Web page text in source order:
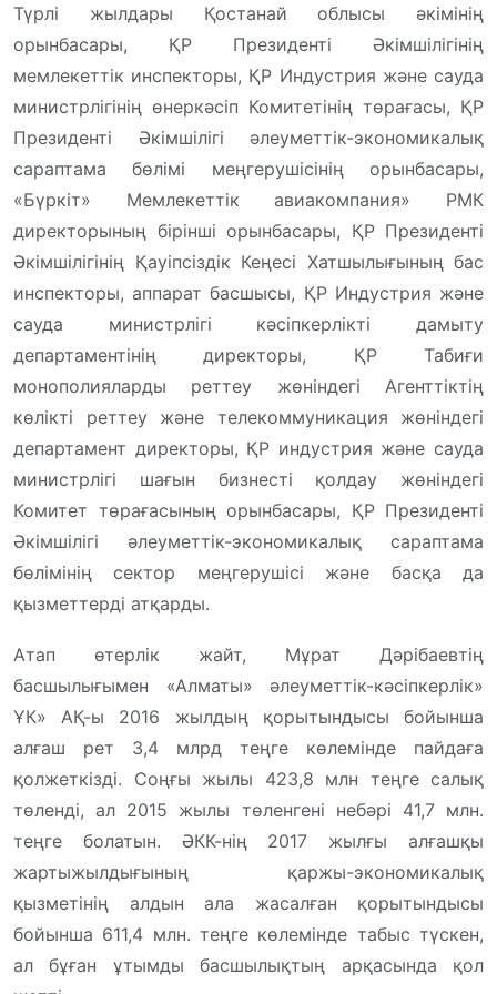
Түрлі жылдары Қостанай облысы әкімінің
орынбасары, ҚР Президенті Әкімшілігінің
мемлекеттік инспекторы, ҚР Индустрия және сауда
министрлігінің өнеркәсіп Комитетінің төрағасы, ҚР
Президенті Әкімшілігі әлеуметтік-экономикалық
сараптама бөлімі меңгерушісінің орынбасары,
«Бүркіт» Мемлекеттік авиакомпания» РМК
директорының бірінші орынбасары, ҚР Президенті
Әкімшілігінің Қауіпсіздік Кеңесі Хатшылығының бас
инспекторы, аппарат басшысы, ҚР Индустрия және
сауда министрлігі кәсіпкерлікті дамыту
департаментінің директоры, ҚР Табиғи
монополияларды реттеу жөніндегі Агенттіктің
көлікті реттеу және телекоммуникация жөніндегі
департамент директоры, ҚР индустрия және сауда
министрлігі шағын бизнесті қолдау жөніндегі
Комитет төрағасының орынбасары, ҚР Президенті
Әкімшілігі әлеуметтік-экономикалық сараптама
бөлімінің сектор меңгерушісі және басқа да
қызметтерді атқарды.
Атап өтерлік жайт, Мұрат Дәрібаевтің
басшылығымен «Алматы» әлеуметтік-кәсіпкерлік»
ҰК» АҚ-ы 2016 жылдың қорытындысы бойынша
алғаш рет 3,4 млрд теңге көлемінде пайдаға
қолжеткізді. Соңғы жылы 423,8 млн теңге салық
төленді, ал 2015 жылы төленгені небәрі 41,7 млн.
теңге болатын. ӘКК-нің 2017 жылғы алғашқы
жартыжылдығының қаржы-экономикалық
қызметінің алдын ала жасалған қорытындысы
бойынша 611,4 млн. теңге көлемінде табыс түскен,
ал бұған ұтымды басшылықтың арқасында қол